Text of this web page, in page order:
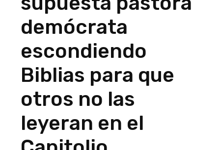
demócrata
escondiendo
Biblias para que
otros no las
leyeran en el